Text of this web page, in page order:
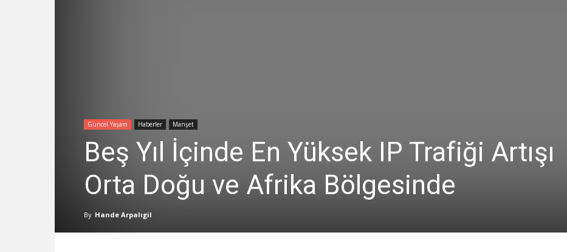
Güncel Yaşam Haberler Manşet
Beş Yıl İçinde En Yüksek IP Trafiği Artışı
Orta Doğu ve Afrika Bölgesinde
By Hande Arpalıgil